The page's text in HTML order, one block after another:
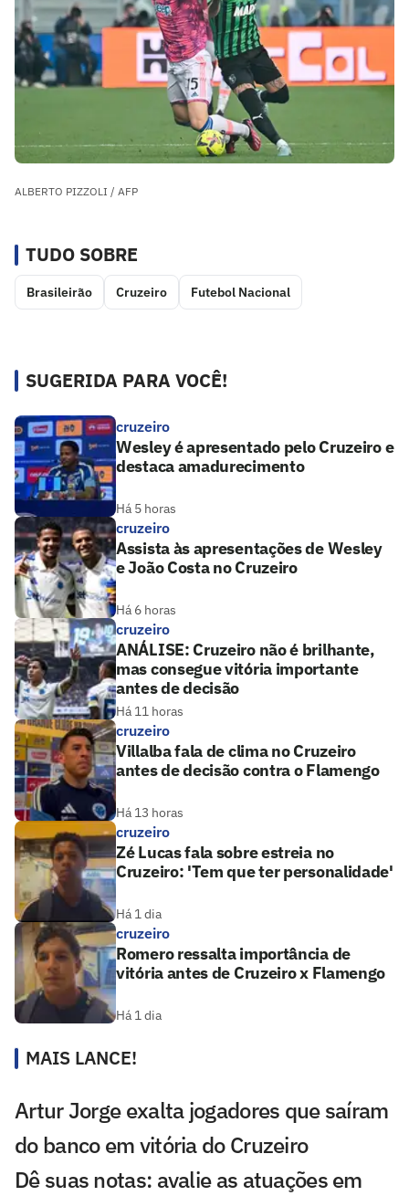
ALBERTO PIZZOLI / AFP
TUDO SOBRE
Brasileirão Cruzeiro Futebol Nacional
SUGERIDA PARA VOCÊ!
cruzeiro
Wesley é apresentado pelo Cruzeiro e
destaca amadurecimento
Há 5 horas
cruzeiro
Assista às apresentações de Wesley
e João Costa no Cruzeiro
Há 6 horas
cruzeiro
ANÁLISE: Cruzeiro não é brilhante,
mas consegue vitória importante
antes de decisão
Há 11 horas
cruzeiro
Villalba fala de clima no Cruzeiro
antes de decisão contra o Flamengo
Há 13 horas
cruzeiro
Zé Lucas fala sobre estreia no
Cruzeiro: 'Tem que ter personalidade'
Há 1 dia
cruzeiro
Romero ressalta importância de
vitória antes de Cruzeiro x Flamengo
Há 1 dia
MAIS LANCE!
Artur Jorge exalta jogadores que saíram
do banco em vitória do Cruzeiro
Dê suas notas: avalie as atuações em